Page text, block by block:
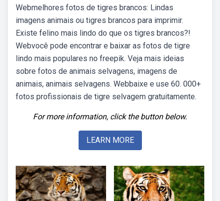
Webmelhores fotos de tigres brancos: Lindas
imagens animais ou tigres brancos para imprimir.
Existe felino mais lindo do que os tigres brancos?!
Webvocê pode encontrar e baixar as fotos de tigre
lindo mais populares no freepik. Veja mais ideias
sobre fotos de animais selvagens, imagens de
animais, animais selvagens. Webbaixe e use 60. 000+
fotos profissionais de tigre selvagem gratuitamente.
For more information, click the button below.
LEARN MORE